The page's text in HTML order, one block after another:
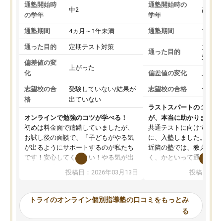
通塾開始時
の学年
中2
通塾期間 4ヵ月～1年未満
通った目的 定期テスト対策
偏差値の変
化
上がった
志望校の合
格
受験していない/結果が
出ていない
オンラインで勉強のコツが学べる！
初めは料金面で躊躇していましたが、
お試し後の面談で、「子どもがやる気
が出るようにサポートするのが私たち
です！安心してください！やる気が出
ないのは私たち講師の責任です」と言
ってくださり、確かに！と考えて、思
ったんですが、学生の先生から学ぶこ
み、徐々に成績が上がったらいいなと
投稿日：2026年03月13日
通塾開始時の
学年
高3
通塾期間 1～3
通った目的
大学
対策
偏差値の変化
志望校の合格 合格
ラストスパートの１か月
が、本当に助かりました
共通テストに向けての追
に、入塾しました。田舎
近隣の塾では、教えても
く、かといって通うには
可能なので本当に助か
らないところをピンポイ
頂いて、とてもわかり
していました。一生を
投稿日：
トライのオンライン個別指導塾の口コミをもっとみ
る